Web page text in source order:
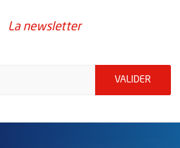
La newsletter
VALIDER